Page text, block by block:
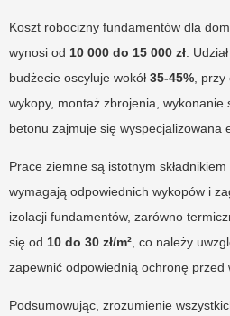
Koszt robocizny fundamentów dla
wynosi od 10 000 do 15 000 zł.
budżecie oscyluje wokół 35-45%, przy
wykopy, montaż zbrojenia, wykonanie
betonu zajmuje się wyspecjalizowana
Prace ziemne są istotnym
wymagają odpowiednich wykopów i
izolacji fundamentów, zarówno
się od 10 do 30 zł/m², co należy
zapewnić odpowiednią ochronę przed
Podsumowując, zrozumienie